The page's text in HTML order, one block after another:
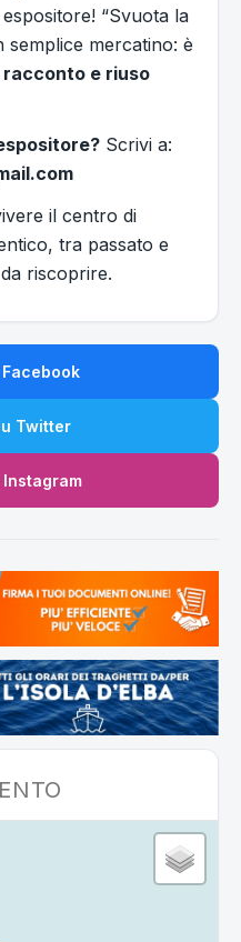
“Svuota la
semplice mercatino: è
racconto e riuso
Scrivi a:
il centro di
tra passato e
riscoprire.
Twitter